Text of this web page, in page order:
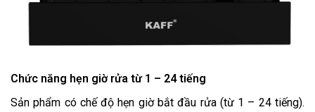
Chức năng hẹn giờ rửa từ 1 – 24 tiếng
Sản phẩm có chế độ hẹn giờ bắt đầu rửa (từ 1 – 24 tiếng).